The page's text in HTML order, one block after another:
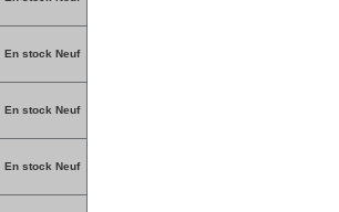
En stock Neuf
En stock Neuf
En stock Neuf